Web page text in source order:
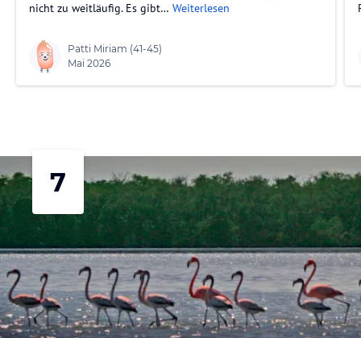
nicht zu weitläufig. Es gibt… Weiterlesen
Patti Miriam (41-45)
Mai 2026
7